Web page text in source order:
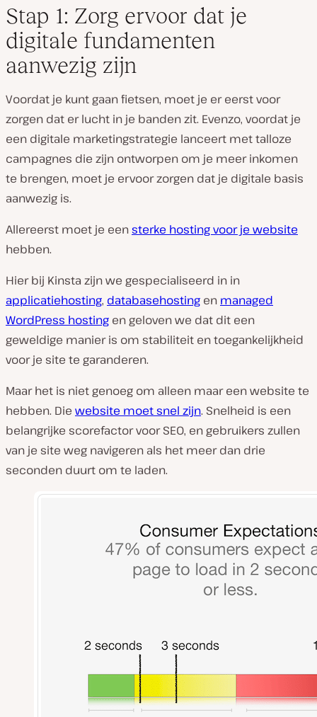
Stap 1: Zorg ervoor dat je
digitale fundamenten
aanwezig zijn
Voordat je kunt gaan fietsen, moet je er eerst voor
zorgen dat er lucht in je banden zit. Evenzo, voordat je
een digitale marketingstrategie lanceert met talloze
campagnes die zijn ontworpen om je meer inkomen
te brengen, moet je ervoor zorgen dat je digitale basis
aanwezig is.
Allereerst moet je eensterke hosting voor je website
hebben.
Hier bij Kinsta zijn we gespecialiseerd in in
applicatiehosting, databasehosting en managed
WordPress hosting en geloven we dat dit een
geweldige manier is om stabiliteit en toegankelijkheid
voor je site te garanderen.
Maar het is niet genoeg om alleen maar een website te
hebben. Die website moet snel zijn. Snelheid is een
belangrijke scorefactor voor SEO, en gebruikers zullen
van je site weg navigeren als het meer dan drie
seconden duurt om te laden.